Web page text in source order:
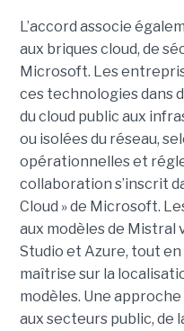
L’accord associe
aux briques cloud, de
Microsoft. Les
ces technologies dans
du cloud public aux
ou isolées du réseau,
opérationnelles et
collaboration s’inscrit
Cloud » de Microsoft.
aux modèles de Mistral
Studio et Azure, tout
maîtrise sur la
modèles. Une
aux secteurs public, de